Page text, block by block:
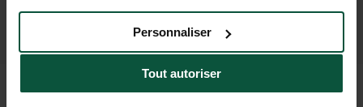
Tout autoriser
Personnaliser